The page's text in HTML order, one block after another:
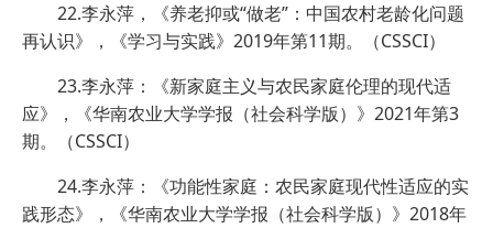
22.李永萍，《养老抑或“做老”：中国农村老龄化问题
再认识》，《学习与实践》2019年第11期。（CSSCI）
23.李永萍：《新家庭主义与农民家庭伦理的现代适
应》，《华南农业大学学报（社会科学版）》2021年第3
期。（CSSCI）
24.李永萍：《功能性家庭：农民家庭现代性适应的实
践形态》，《华南农业大学学报（社会科学版）》2018年